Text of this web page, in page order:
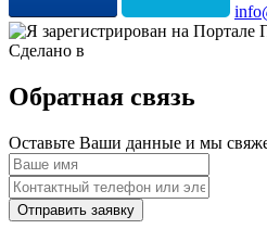
Сделано в
Обратная связь
Оставьте Ваши данные и мы